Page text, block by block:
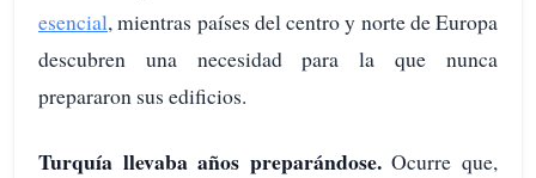
esencial, mientras países del centro y norte de Europa
descubren una necesidad para la que nunca
prepararon sus edificios.
Turquía llevaba años preparándose.Ocurre que,